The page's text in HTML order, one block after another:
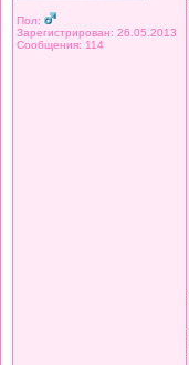
Пол:
Зарегистрирован: 26.05.2013
Сообщения: 114